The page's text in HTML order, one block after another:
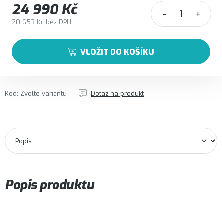
24 990 Kč
20 653 Kč bez DPH
VLOŽIT DO KOŠÍKU
Kód: Zvolte variantu Dotaz na produkt
Popis produktu